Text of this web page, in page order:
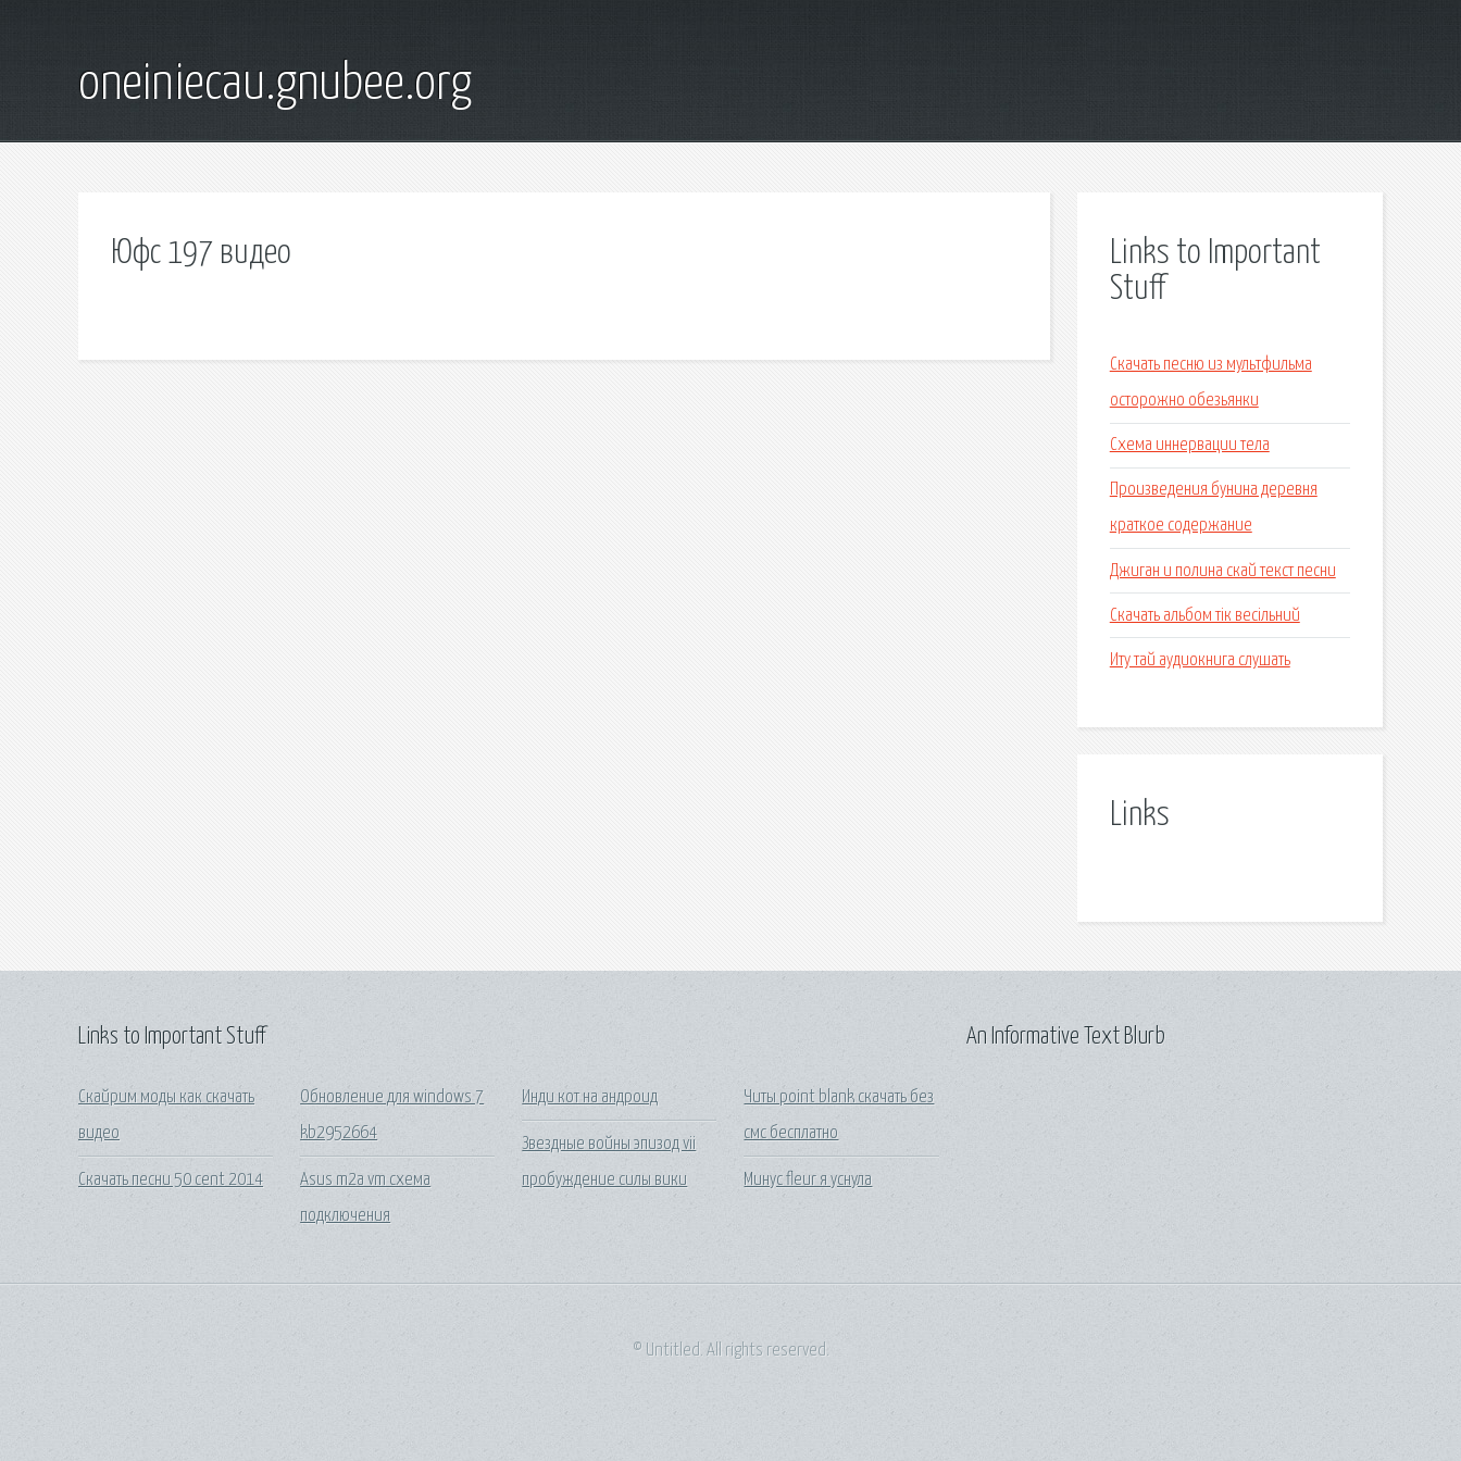
oneiniecau.gnubee.org
Юфс 197 видео
Links to Important
Stuff
Скачать песню из мультфильма
осторожно обезьянки
Схема иннервации тела
Произведения бунина деревня
краткое содержание
Джиган и полина скай текст песни
Скачать альбом тік весільний
Иту тай аудиокнига слушать
Links
Links to Important Stuff
Скайрим моды как скачать
видео
Скачать песни 50 cent 2014
Обновление для windows 7
kb2952664
Asus m2a vm схема
подключения
Инди кот на андроид
Звездные войны эпизод vii
пробуждение силы вики
Читы point blank скачать без
смс бесплатно
Минус fleur я уснула
An Informative Text Blurb
© Untitled. All rights reserved.